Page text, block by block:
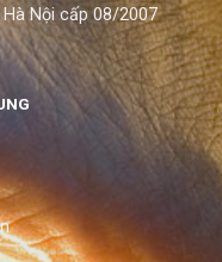
Nội cấp 08/2007